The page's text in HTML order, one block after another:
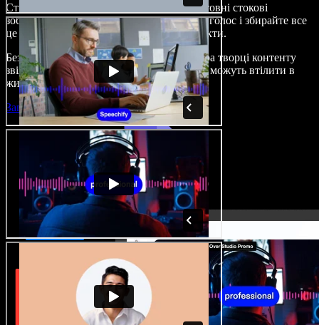
Створюйте озвучення, додавайте безкоштовні стокові
зображення, музику, відео, клонуйте свій голос і збирайте все
це в цілісні, захопливі аудіо- та відеопроєкти.
Без складного навчання й прямо з браузера творці контенту
звільняються від традиційних обмежень і можуть втілити в
життя будь-які ідеї.
Запустити Studio